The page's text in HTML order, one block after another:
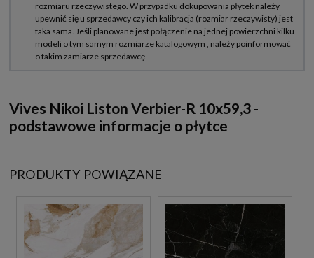
Vives Nikoi Liston Verbier-R 10x59,3 -
podstawowe informacje o płytce
PRODUKTY POWIĄZANE